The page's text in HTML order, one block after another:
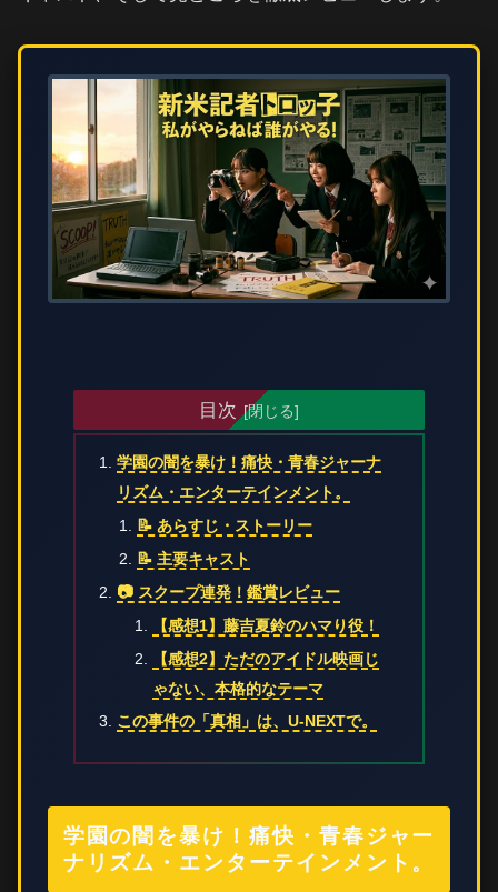
目次
学園の闇を暴け！痛快・青春ジャーナ
リズム・エンターテインメント。
📝 あらすじ・ストーリー
📝 主要キャスト
📷 スクープ連発！鑑賞レビュー
【感想1】藤吉夏鈴のハマり役！
【感想2】ただのアイドル映画じ
ゃない、本格的なテーマ
この事件の「真相」は、U-NEXTで。
学園の闇を暴け！痛快・青春ジャー
ナリズム・エンターテインメント。